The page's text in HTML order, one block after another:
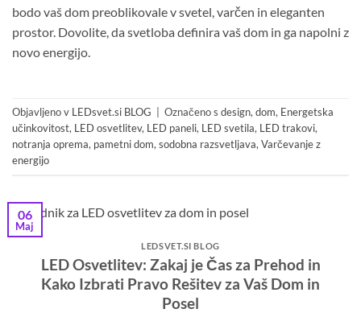
bodo vaš dom preoblikovale v svetel, varčen in eleganten
prostor. Dovolite, da svetloba definira vaš dom in ga napolni z
novo energijo.
Objavljeno v LEDsvet.si BLOG Označeno s design, dom, Energetska
učinkovitost, LED osvetlitev, LED paneli, LED svetila, LED trakovi,
notranja oprema, pametni dom, sodobna razsvetljava, Varčevanje z
energijo
06
Maj
LEDSVET.SI BLOG
LED Osvetlitev: Zakaj je Čas za Prehod in
Kako Izbrati Pravo Rešitev za Vaš Dom in
Posel